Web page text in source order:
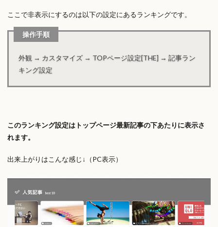
ここで非表示にするのは以下の設定にあるランキングです。
操作手順
外観 → カスタマイズ → TOPページ設定[THE] → 記事ラン
キング設定
このランキング設定はトップページ最新記事の下あたりに表示さ
れます。
出来上がりはこんな感じ↓（PC表示）